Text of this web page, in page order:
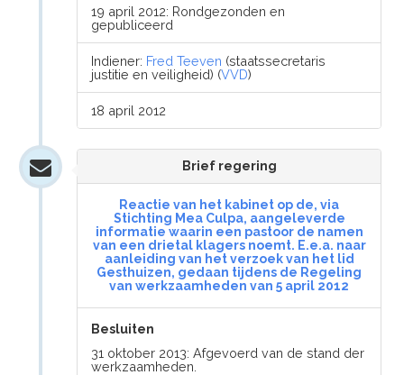
19 april 2012: Rondgezonden en
gepubliceerd
Indiener: Fred Teeven (staatssecretaris
justitie en veiligheid) (VVD)
18 april 2012
Brief regering
Reactie van het kabinet op de, via
Stichting Mea Culpa, aangeleverde
informatie waarin een pastoor de namen
van een drietal klagers noemt. E.e.a. naar
aanleiding van het verzoek van het lid
Gesthuizen, gedaan tijdens de Regeling
van werkzaamheden van 5 april 2012
Besluiten
31 oktober 2013: Afgevoerd van de stand der
werkzaamheden.